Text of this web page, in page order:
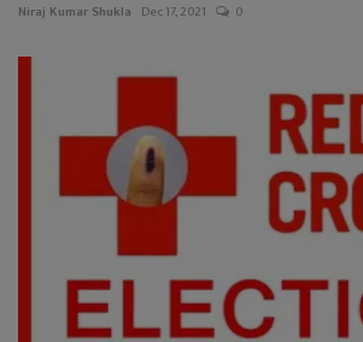
Niraj Kumar Shukla Dec 17, 2021 0